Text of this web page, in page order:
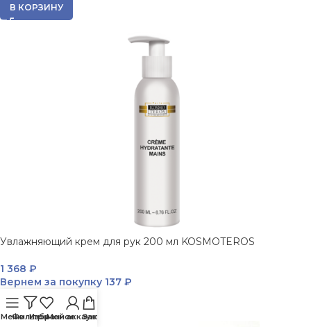
В КОРЗИНУ
Увлажняющий крем для рук 200 мл KOSMOTEROS
1 368 ₽
Вернем за покупку 137 ₽
В КОРЗИНУ
МенюФильтры
Избранное
Мой аккаунт
Заказ